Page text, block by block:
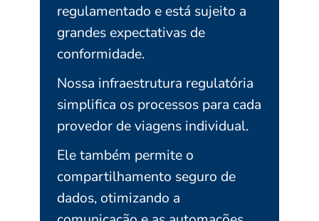
regulamentado e está sujeito a
grandes expectativas de
conformidade.
Nossa infraestrutura regulatória
simplifica os processos para cada
provedor de viagens individual.
Ele também permite o
compartilhamento seguro de
dados, otimizando a